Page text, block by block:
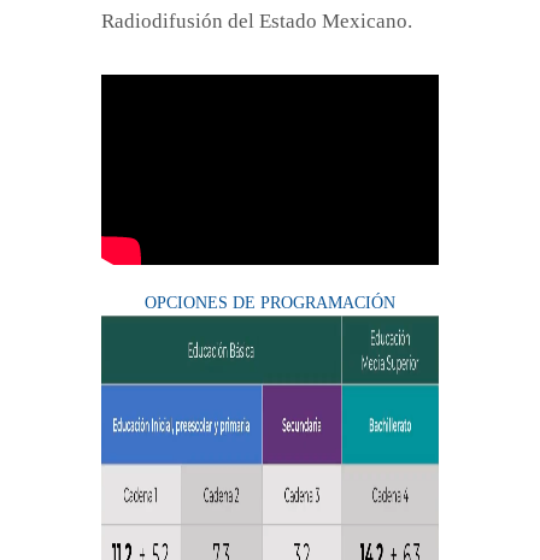
Radiodifusión del Estado Mexicano.
OPCIONES DE PROGRAMACIÓN